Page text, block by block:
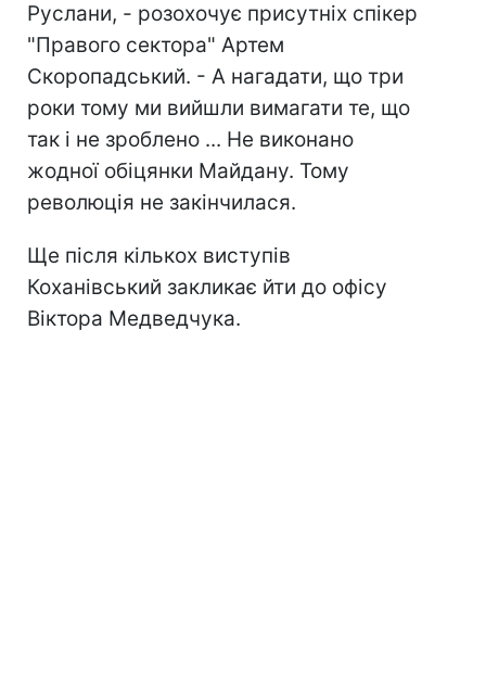
Руслани, - розохочує присутніх спікер
"Правого сектора" Артем
Скоропадський. - А нагадати, що три
роки тому ми вийшли вимагати те, що
так і не зроблено ... Не виконано
жодної обіцянки Майдану. Тому
революція не закінчилася.
Ще після кількох виступів
Коханівський закликає йти до офісу
Віктора Медведчука.